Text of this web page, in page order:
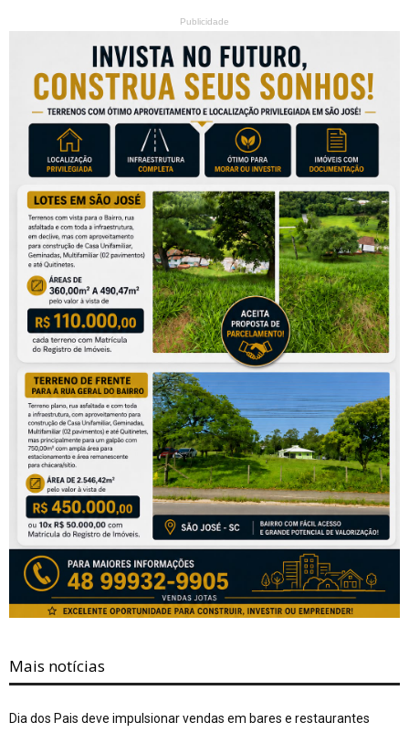
Publicidade
Mais notícias
Dia dos Pais deve impulsionar vendas em bares e restaurantes